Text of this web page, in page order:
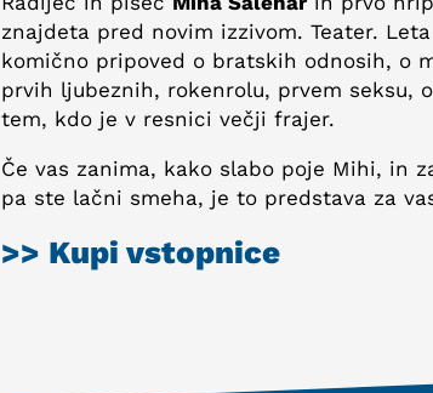
znajdeta pred novim izzivom. Teater.
komično pripoved o bratskih odnosih, o
prvih ljubeznih, rokenrolu, prvem seksu,
tem, kdo je v resnici večji frajer.
Če vas zanima, kako slabo poje Mihi, in
pa ste lačni smeha, je to predstava za
>> Kupi vstopnice